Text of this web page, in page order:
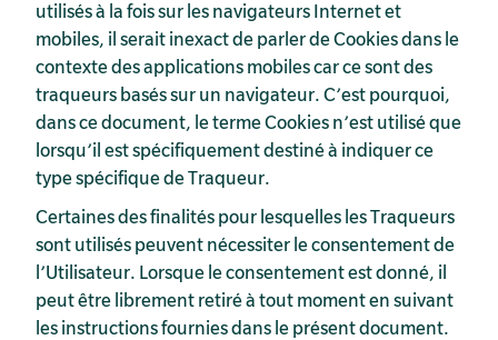
utilisés à la fois sur les navigateurs Internet et
mobiles, il serait inexact de parler de Cookies dans le
contexte des applications mobiles car ce sont des
traqueurs basés sur un navigateur. C’est pourquoi,
dans ce document, le terme Cookies n’est utilisé que
lorsqu’il est spécifiquement destiné à indiquer ce
type spécifique de Traqueur.
Certaines des finalités pour lesquelles les Traqueurs
sont utilisés peuvent nécessiter le consentement de
l’Utilisateur. Lorsque le consentement est donné, il
peut être librement retiré à tout moment en suivant
les instructions fournies dans le présent document.